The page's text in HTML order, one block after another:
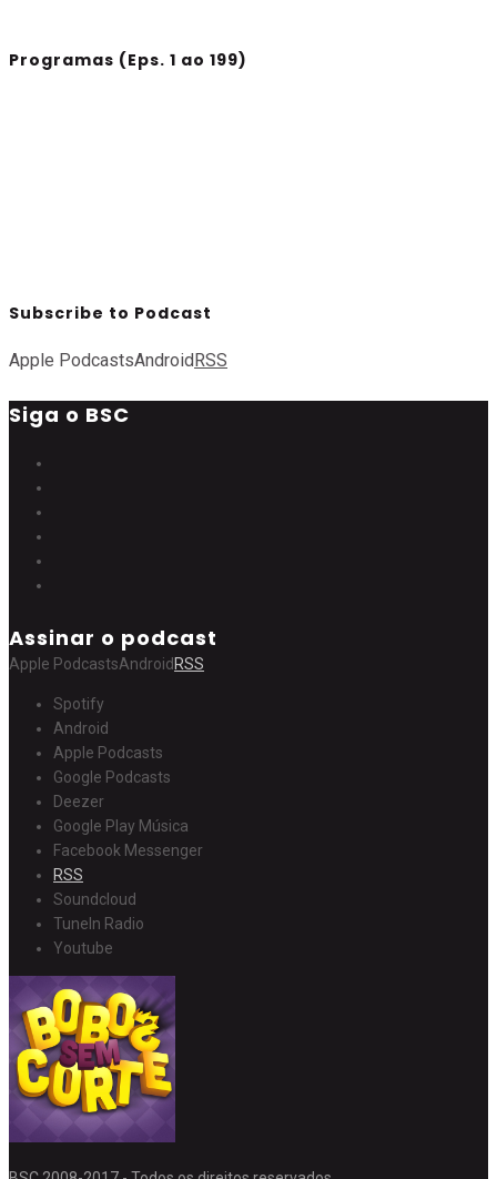
Programas (Eps. 1 ao 199)
Subscribe to Podcast
Apple PodcastsAndroid RSS
Siga o BSC
Assinar o podcast
Apple PodcastsAndroid RSS
Spotify
Android
Apple Podcasts
Google Podcasts
Deezer
Google Play Música
Facebook Messenger
RSS
Soundcloud
TuneIn Radio
Youtube